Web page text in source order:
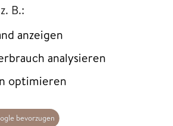
B.:
anzeigen
analysieren
optimieren
bevorzugen